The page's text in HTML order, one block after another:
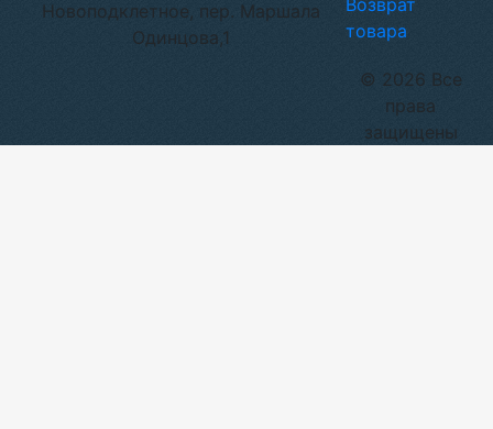
Новоподклетное, пер. Маршала
Одинцова,1
© 2026 Все
права
защищены
Возврат
товара